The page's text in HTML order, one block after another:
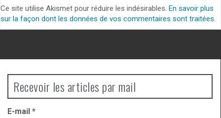
Ce site utilise Akismet pour réduire les indésirables. En savoir plus
sur la façon dont les données de vos commentaires sont traitées.
Recevoir les articles par mail
E-mail *